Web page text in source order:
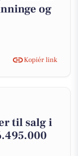
og
Kopiér link
til salg i